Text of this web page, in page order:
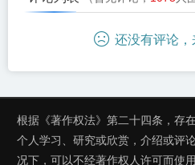
还没有评论，
根据《著作权法》第二十四条，存
个人学习、研究或欣赏，介绍或评
况下，可以不经著作权人许可而使